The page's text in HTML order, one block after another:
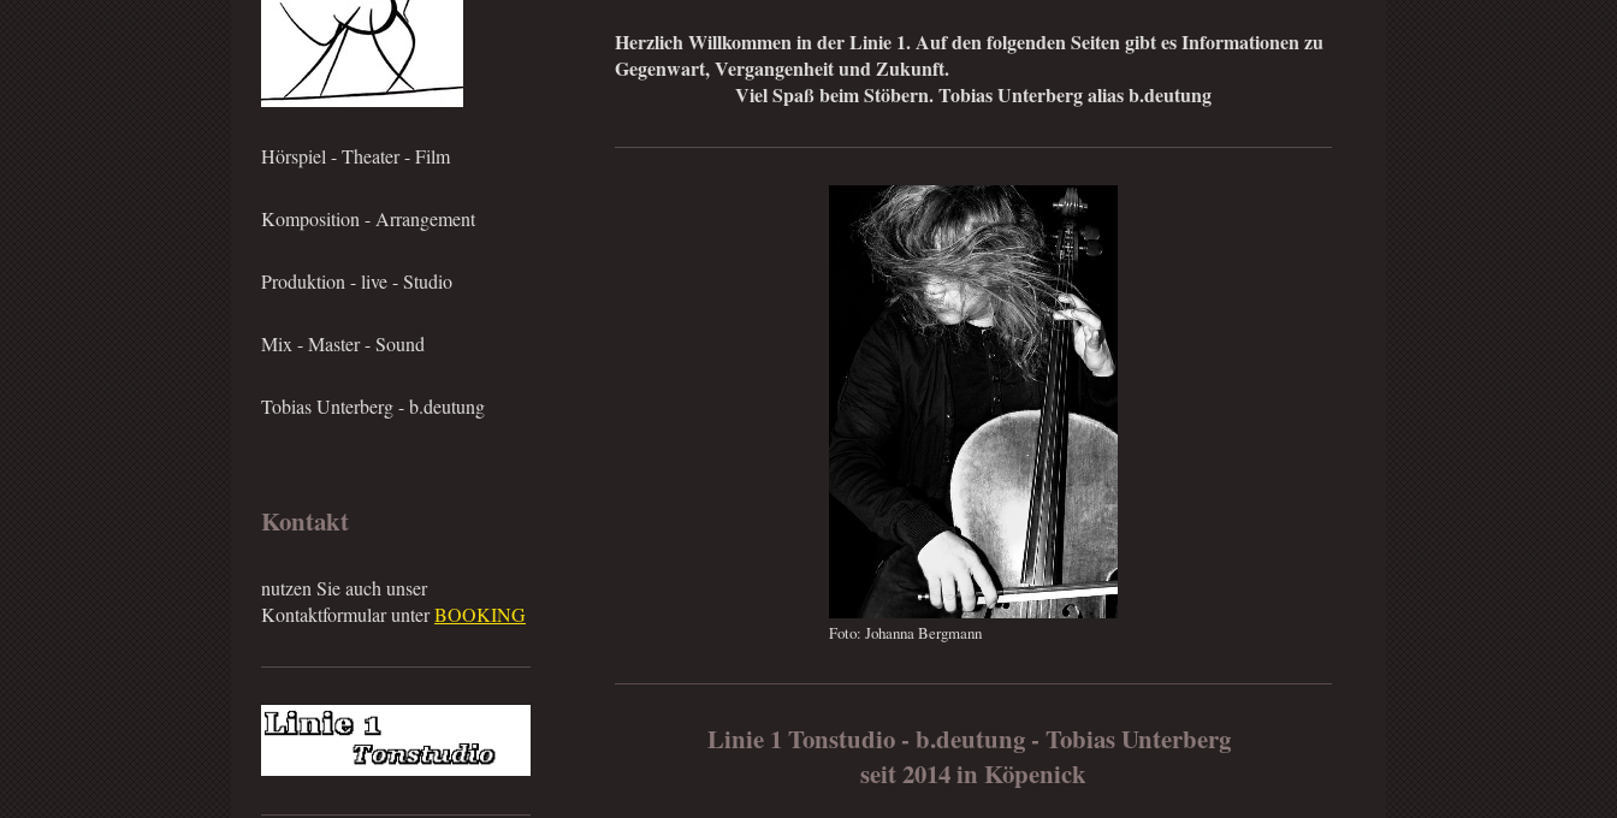
Herzlich Willkommen in der Linie 1. Auf den folgenden Seiten gibt es Informationen zu
Gegenwart, Vergangenheit und Zukunft.
Viel Spaß beim Stöbern. Tobias Unterberg alias b.deutung
Foto: Johanna Bergmann
Linie 1 Tonstudio - b.deutung - Tobias Unterberg
seit 2014 in Köpenick
Hörspiel - Theater - Film
Komposition - Arrangement
Produktion - live - Studio
Mix - Master - Sound
Tobias Unterberg - b.deutung
Kontakt
nutzen Sie auch unser
Kontaktformular unterBOOKING